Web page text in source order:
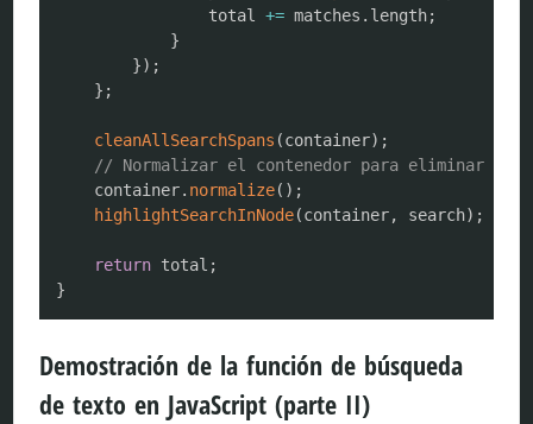
                total
+= matches . length;
}
}) ;
} ;
cleanAllSearchSpans (container) ;
// Normalizar el contenedor para eliminar los
    container
. normalize( ) ;
highlightSearchInNode(container, search) ;
return total ;
}
Demostración de la función de búsqueda
de texto en JavaScript (parte II)